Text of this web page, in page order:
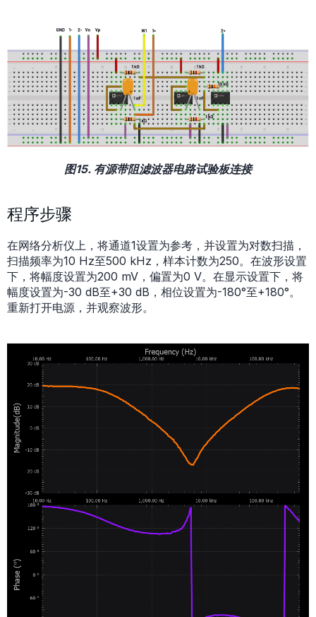
图15. 有源带阻滤波器电路试验板连接
程序步骤
在网络分析仪上，将通道1设置为参考，并设置为对数扫描，
扫描频率为10 Hz至500 kHz，样本计数为250。在波形设置
下，将幅度设置为200 mV，偏置为0 V。在显示设置下，将
幅度设置为-30 dB至+30 dB，相位设置为-180°至+180°。
重新打开电源，并观察波形。